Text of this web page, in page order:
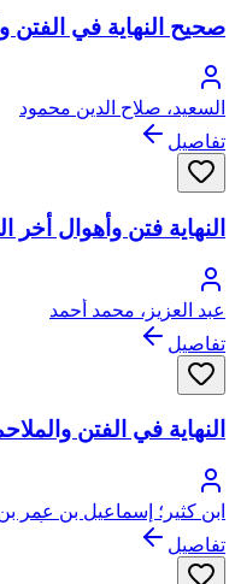
صحيح النهاية في الفتن
السعيد، صلاح الدين محمود
تفاصيل
النهاية فتن وأهوال أخر
عبد العزيز، محمد أحمد
تفاصيل
النهاية في الفتن
ابن كثير؛ إسماعيل بن عمر
البصروي ثم الدمشقي، أبو
تفاصيل